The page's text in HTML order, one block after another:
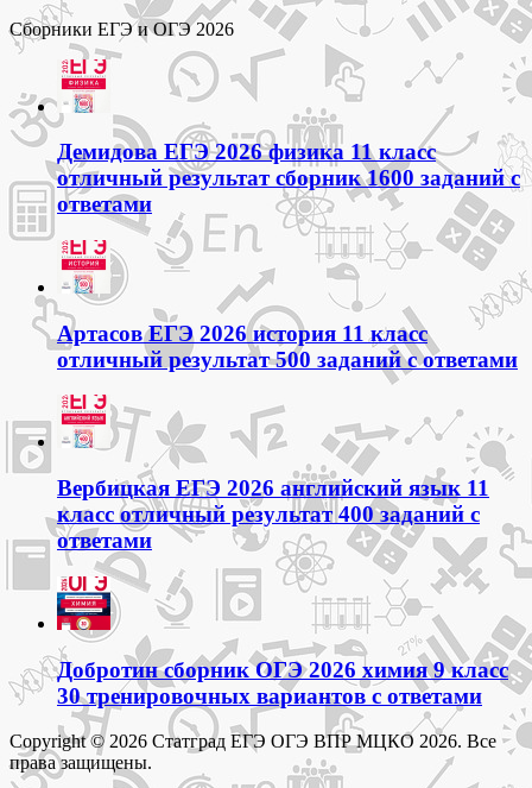
Сборники ЕГЭ и ОГЭ 2026
Демидова ЕГЭ 2026 физика 11 класс
отличный результат сборник 1600 заданий с
ответами
Артасов ЕГЭ 2026 история 11 класс
отличный результат 500 заданий с ответами
Вербицкая ЕГЭ 2026 английский язык 11
класс отличный результат 400 заданий с
ответами
Добротин сборник ОГЭ 2026 химия 9 класс
30 тренировочных вариантов с ответами
Copyright © 2026 Статград ЕГЭ ОГЭ ВПР МЦКО 2026. Все
права защищены.